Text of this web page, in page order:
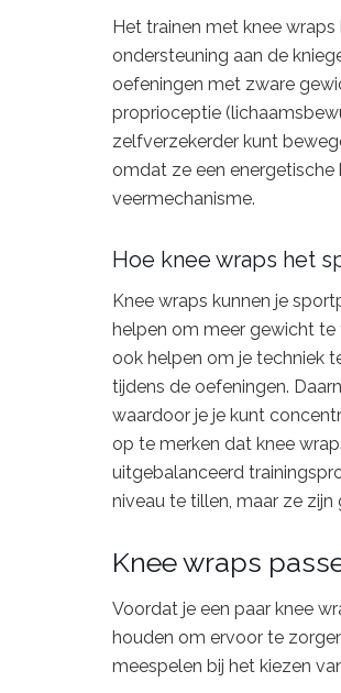
Het trainen met knee
ondersteuning aan de
oefeningen met zware
proprioceptie
zelfverzekerder kunt
omdat ze een energetische
veermechanisme.
Hoe knee wraps het
Knee wraps kunnen je
helpen om meer gewicht te
ook helpen om je techniek
tijdens de oefeningen.
waardoor je je kunt
op te merken dat knee
uitgebalanceerd
niveau te tillen, maar ze
Knee wraps
Voordat je een paar knee
houden om ervoor te
meespelen bij het kiezen